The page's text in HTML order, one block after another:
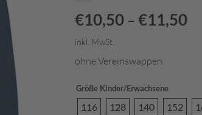
€10,50 – €11,50
inkl. MwSt.
ohne Vereinswappen
Größe Kinder/Erwachsene
116 128 140 152